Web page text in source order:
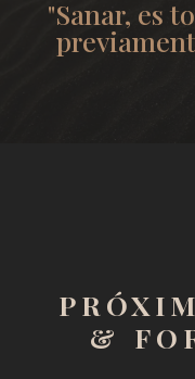
"Sanar, es
&